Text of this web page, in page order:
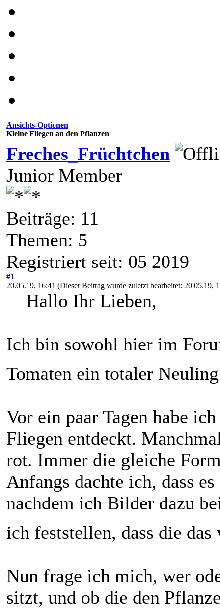
Ansichts-Optionen
Kleine Fliegen an den Pflanzen
Freches_Früchtchen
Junior Member
Beiträge: 11
Themen: 5
Registriert seit: 05 2019
#1
20.05.19, 16:41 (Dieser Beitrag wurde zuletzt bearbeitet: 20.05.19,
Hallo Ihr Lieben,
Ich bin sowohl hier im
Tomaten ein totaler
Vor ein paar Tagen habe
Fliegen entdeckt.
rot. Immer die gleiche
Anfangs dachte ich, dass
nachdem ich Bilder dazu
ich feststellen, dass die
Nun frage ich mich, wer
sitzt, und ob die den